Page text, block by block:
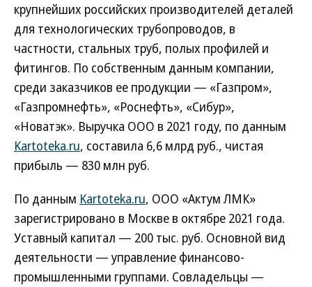
крупнейших российских производителей деталей
для технологических трубопроводов, в
частности, стальных труб, полых профилей и
фитингов. По собственным данным компании,
среди заказчиков ее продукции — «Газпром»,
«Газпромнефть», «Роснефть», «Сибур»,
«Новатэк». Выручка ООО в 2021 году, по данным
Kartoteka.ru, составила 6,6 млрд руб., чистая
прибыль — 830 млн руб.
По данным Kartoteka.ru, ООО «Актум ЛМК»
зарегистрировано в Москве в октябре 2021 года.
Уставный капитал — 200 тыс. руб. Основной вид
деятельности — управление финансово-
промышленными группами. Совладельцы —